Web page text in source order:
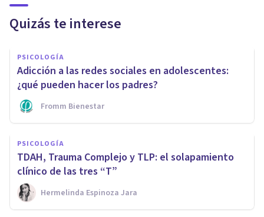
Quizás te interese
PSICOLOGÍA
Adicción a las redes sociales en adolescentes:
¿qué pueden hacer los padres?
Fromm Bienestar
PSICOLOGÍA
TDAH, Trauma Complejo y TLP: el solapamiento
clínico de las tres “T”
Hermelinda Espinoza Jara